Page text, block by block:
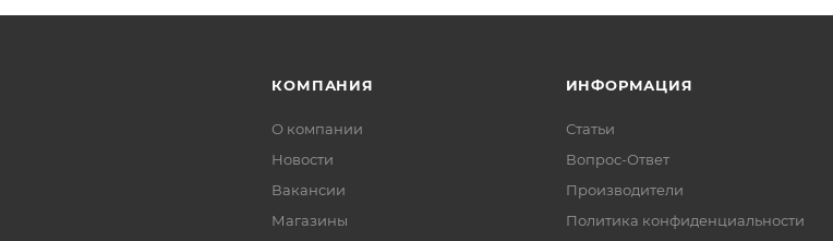
КОМПАНИЯ
О компании
Новости
Вакансии
Магазины
ИНФОРМАЦИЯ
Статьи
Вопрос-Ответ
Производители
Политика конфиденциальности